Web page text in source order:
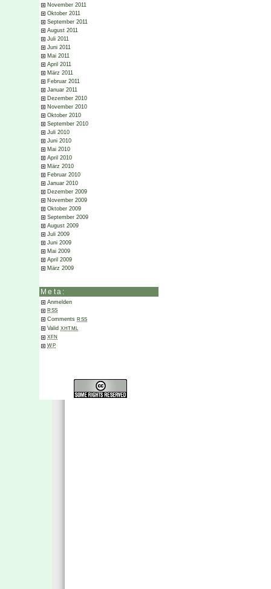
November 2011
Oktober 2011
September 2011
August 2011
Juli 2011
Juni 2011
Mai 2011
April 2011
März 2011
Februar 2011
Januar 2011
Dezember 2010
November 2010
Oktober 2010
September 2010
Juli 2010
Juni 2010
Mai 2010
April 2010
März 2010
Februar 2010
Januar 2010
Dezember 2009
November 2009
Oktober 2009
September 2009
August 2009
Juli 2009
Juni 2009
Mai 2009
April 2009
März 2009
Meta:
Anmelden
RSS
Comments RSS
Valid XHTML
XFN
WP